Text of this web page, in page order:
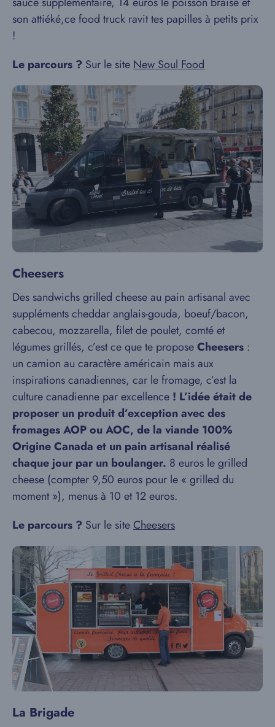
son attiéké,ce food truck ravit tes papilles à petits prix
!
Le parcours ? Sur le siteNew Soul Food
Cheesers
Des sandwichs grilled cheese au pain artisanal avec
suppléments cheddar anglais-gouda, boeuf/bacon,
cabecou, mozzarella, filet de poulet, comté et
légumes grillés, c’est ce que te proposeCheesers :
un camion au caractère américain mais aux
inspirations canadiennes, car le fromage, c’est la
culture canadienne par excellence ! L’idée était de
proposer un produit d’exception avec des
fromages AOP ou AOC, de la viande 100%
Origine Canada et un pain artisanal réalisé
chaque jour par un boulanger. 8 euros le grilled
cheese (compter 9,50 euros pour le « grilled du
moment »), menus à 10 et 12 euros.
Le parcours ? Sur le siteCheesers
La Brigade